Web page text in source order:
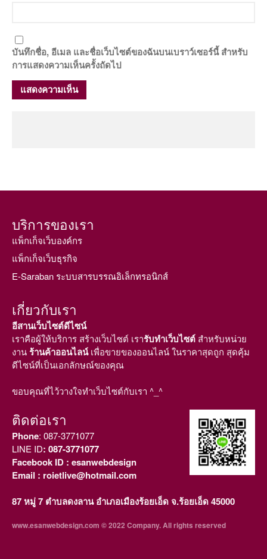
บันทึกชื่อ, อีเมล และชื่อเว็บไซต์ของฉันบนเบราว์เซอร์นี้ สำหรับ
การแสดงความเห็นครั้งถัดไป
บริการของเรา
แพ็กเก็จเว็บองค์กร
แพ็กเก็จเว็บธุรกิจ
E-Saraban ระบบสารบรรณอิเล็กทรอนิกส์
เกี่ยวกับเรา
อีสานเว็บไซต์ดีไซน์
เราคือผู้ให้บริการ สร้างเว็บไซต์ เรารับทำเว็บไซต์ สำหรับหน่วย
งานร้านค้าออนไลน์เพื่อขายของออนไลน์ ในราคาสุดถูก สุดคุ้ม
ดีไซน์ที่เป็นเอกลักษณ์ของคุณ
ขอบคุณที่ไว้วางใจทำเว็บไซต์กับเรา ^_^
ติดต่อเรา
Phone: 087-3771077
LINE ID: 087-3771077
Facebook ID : esanwebdesign
Email : roietlive@hotmail.com
87 หมู่ 7 ตำบลดงลาน อำเภอเมืองร้อยเอ็ด จ.ร้อยเอ็ด 45000
www.esanwebdesign.com © 2022 Company. All rights reserved